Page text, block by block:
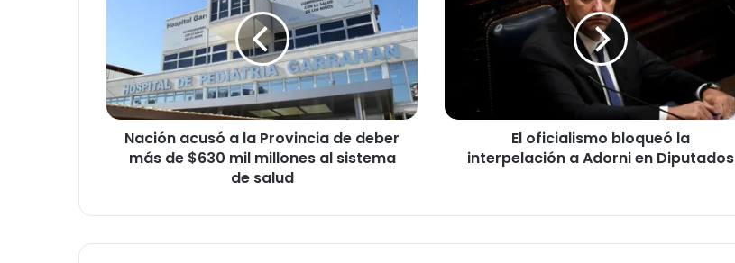
n
a
c
u
a
Nación acusó a la Provincia de deber
más de $630 mil millones al sistema
de salud
l
b
El oficialismo bloqueó la
interpelación a Adorni en Diputados